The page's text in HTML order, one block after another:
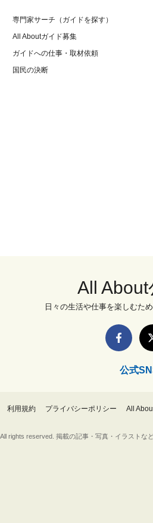
専門家サーチ（ガイドを探す）
All Aboutガイド募集
ガイドへの仕事・取材依頼
国民の決断
All
日々の生活や仕事を楽しむた
公式
利用規約 プライバシーポリシー All
rights reserved. 掲載の記事・写真・イラスト